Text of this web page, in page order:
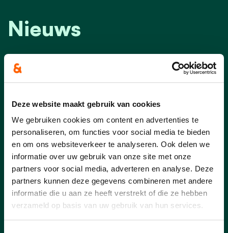
Deze website maakt gebruik van cookies
We gebruiken cookies om content en advertenties te
personaliseren, om functies voor social media te bieden
en om ons websiteverkeer te analyseren. Ook delen we
informatie over uw gebruik van onze site met onze
partners voor social media, adverteren en analyse. Deze
partners kunnen deze gegevens combineren met andere
informatie die u aan ze heeft verstrekt of die ze hebben
verzameld op basis van uw gebruik van hun services.
Nieuws
05/06/26